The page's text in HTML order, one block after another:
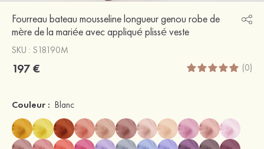
Fourreau bateau mousseline longueur genou robe de
mère de la mariée avec appliqué plissé veste
SKU : S18190M
197 € (0)
Couleur : Blanc